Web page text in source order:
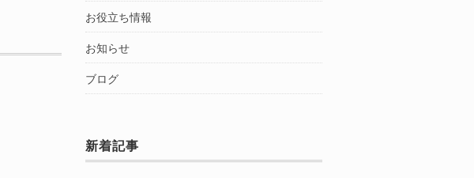
お役立ち情報
お知らせ
ブログ
新着記事